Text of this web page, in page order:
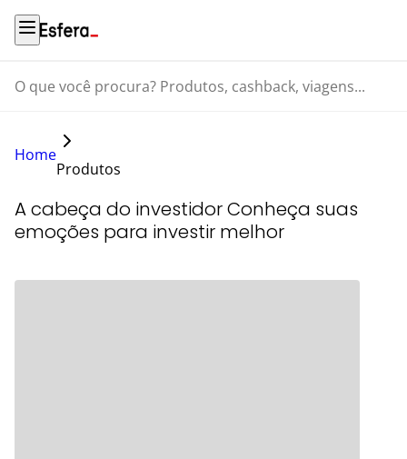
O que você procura? Produtos, cashback, viagens...
Home
Produtos
A cabeça do investidor Conheça suas
emoções para investir melhor